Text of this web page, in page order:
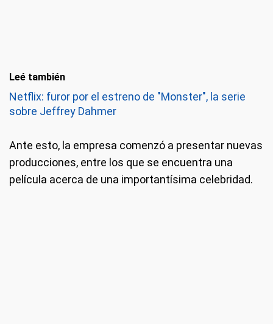
Leé también
Netflix: furor por el estreno de "Monster", la serie
sobre Jeffrey Dahmer
Ante esto, la empresa comenzó a presentar nuevas
producciones, entre los que se encuentra una
película acerca de una importantísima celebridad.